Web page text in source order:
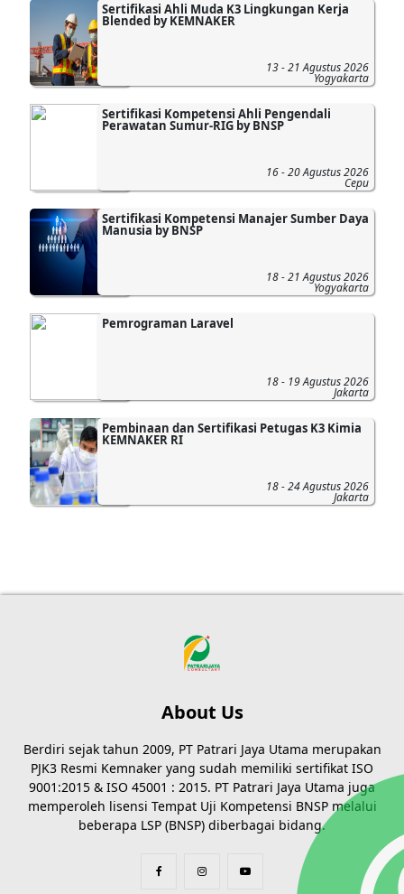
Sertifikasi Ahli Muda K3 Lingkungan Kerja
Blended by KEMNAKER
13 - 21 Agustus 2026
Yogyakarta
Sertifikasi Kompetensi Ahli Pengendali
Perawatan Sumur-RIG by BNSP
16 - 20 Agustus 2026
Cepu
Sertifikasi Kompetensi Manajer Sumber Daya
Manusia by BNSP
18 - 21 Agustus 2026
Yogyakarta
Pemrograman Laravel
18 - 19 Agustus 2026
Jakarta
Pembinaan dan Sertifikasi Petugas K3 Kimia
KEMNAKER RI
18 - 24 Agustus 2026
Jakarta
About Us
Berdiri sejak tahun 2009, PT Patrari Jaya Utama merupakan
PJK3 Resmi Kemnaker yang sudah memiliki sertifikat ISO
9001:2015 & ISO 45001 : 2015. PT Patrari Jaya Utama juga
memperoleh lisensi Tempat Uji Kompetensi BNSP melalui
beberapa LSP (BNSP) diberbagai bidang.